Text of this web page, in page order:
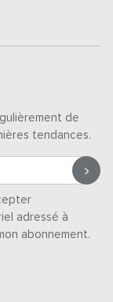
de
tendances.
adressé à
abonnement.